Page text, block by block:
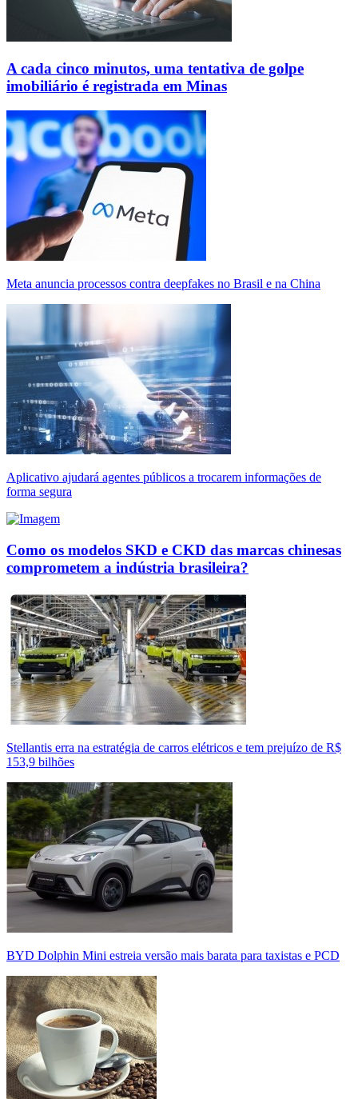
A cada cinco minutos, uma tentativa de golpe
imobiliário é registrada em Minas
Meta anuncia processos contra deepfakes no Brasil e na China
Aplicativo ajudará agentes públicos a trocarem informações de
forma segura
Como os modelos SKD e CKD das marcas chinesas
comprometem a indústria brasileira?
Stellantis erra na estratégia de carros elétricos e tem prejuízo de R$
153,9 bilhões
BYD Dolphin Mini estreia versão mais barata para taxistas e PCD